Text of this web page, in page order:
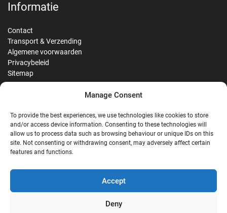
Manage Consent
To provide the best experiences, we use technologies like cookies to store
and/or access device information. Consenting to these technologies will
allow us to process data such as browsing behaviour or unique IDs on this
site. Not consenting or withdrawing consent, may adversely affect certain
features and functions.
Accept
Deny
Informatie
Contact
Transport & Verzending
Algemene voorwaarden
Privacybeleid
Sitemap
G Google Reviews